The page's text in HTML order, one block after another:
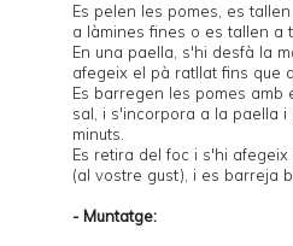
Es pelen les pomes, es
a làmines fines o es tallen a
En una paella, s'hi desfà la
afegeix el pà ratllat fins que
Es barregen les pomes amb
sal, i s'incorpora a la paella i
minuts.
Es retira del foc i s'hi
(al vostre gust), i es barreja
- Muntatge: